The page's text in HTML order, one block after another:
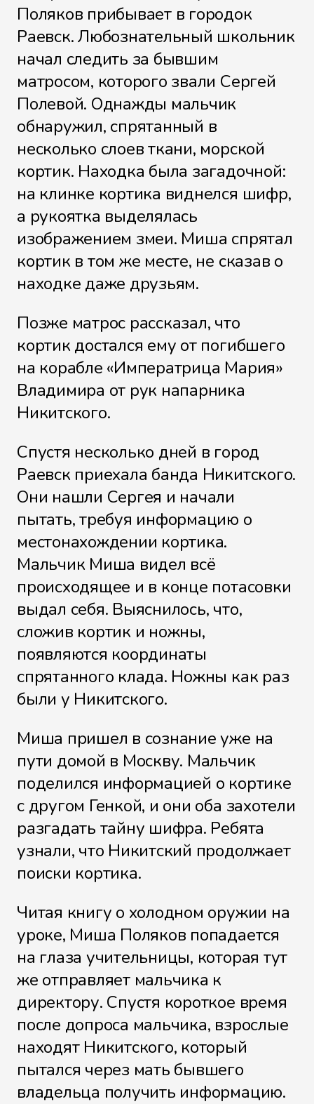
Поляков прибывает в городок
Раевск. Любознательный школьник
начал следить за бывшим
матросом, которого звали Сергей
Полевой. Однажды мальчик
обнаружил, спрятанный в
несколько слоев ткани, морской
кортик. Находка была загадочной:
на клинке кортика виднелся шифр,
а рукоятка выделялась
изображением змеи. Миша спрятал
кортик в том же месте, не сказав о
находке даже друзьям.
Позже матрос рассказал, что
кортик достался ему от погибшего
на корабле «Императрица Мария»
Владимира от рук напарника
Никитского.
Спустя несколько дней в город
Раевск приехала банда Никитского.
Они нашли Сергея и начали
пытать, требуя информацию о
местонахождении кортика.
Мальчик Миша видел всё
происходящее и в конце потасовки
выдал себя. Выяснилось, что,
сложив кортик и ножны,
появляются координаты
спрятанного клада. Ножны как раз
были у Никитского.
Миша пришел в сознание уже на
пути домой в Москву. Мальчик
поделился информацией о кортике
с другом Генкой, и они оба захотели
разгадать тайну шифра. Ребята
узнали, что Никитский продолжает
поиски кортика.
Читая книгу о холодном оружии на
уроке, Миша Поляков попадается
на глаза учительницы, которая тут
же отправляет мальчика к
директору. Спустя короткое время
после допроса мальчика, взрослые
находят Никитского, который
пытался через мать бывшего
владельца получить информацию.